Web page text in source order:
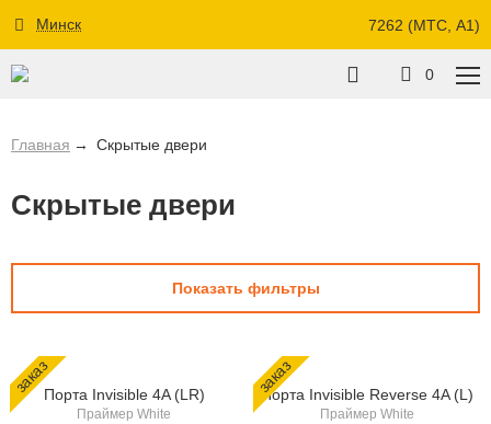
Минск 7262 (МТС, A1)
0
Главная Скрытые двери
Скрытые двери
Показать фильтры
заказПорта Invisible 4A (LR)
Праймер White
заказ
Порта Invisible Reverse 4A (L)
Праймер White